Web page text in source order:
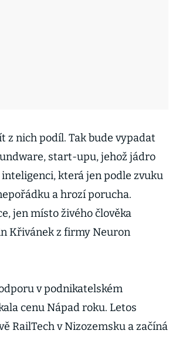
nich podíl. Tak bude vypadat
start-upu, jehož jádro
která jen podle zvuku
a hrozí porucha.
jen místo živého člověka
Křivánek z firmy Neuron
v podnikatelském
cenu Nápad roku. Letos
RailTech v Nizozemsku a začíná